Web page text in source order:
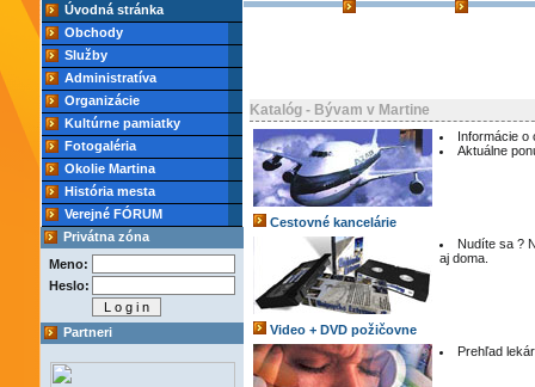
Úvodná stránka
Obchody
Služby
Administratíva
Organizácie
Kultúrne pamiatky
Fotogaléria
Okolie Martina
História mesta
Verejné FÓRUM
Privátna zóna
Meno:
Heslo:
Partneri
Katalóg - Bývam v Martine
Informácie o
Aktuálne
Cestovné kancelárie
Nudíte sa ?
aj doma.
Video + DVD požičovne
Prehľad